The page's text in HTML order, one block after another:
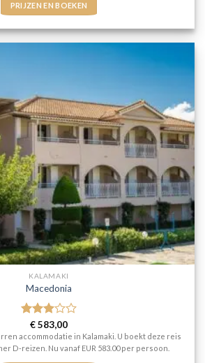
PRIJZEN EN BOEKEN
KALAMAKI
Macedonia
Gewaardeerd
3uit 5
€583,00
accommodatie in Kalamaki. U boekt deze reis
D-reizen. Nu vanaf EUR 583.00 per persoon.